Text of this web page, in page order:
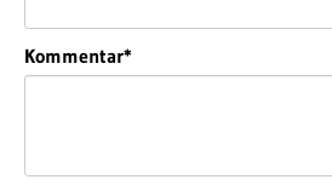
Pflichtfeld
Kommentar*